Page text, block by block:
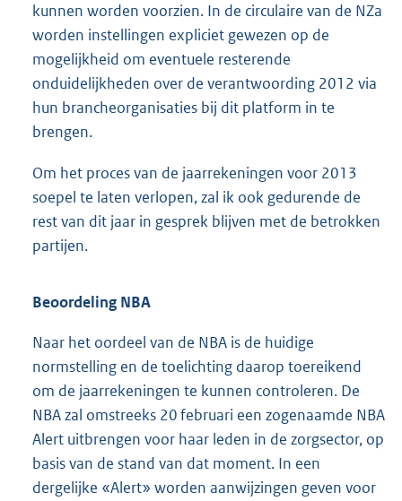
kunnen worden voorzien. In de circulaire van de NZa
worden instellingen expliciet gewezen op de
mogelijkheid om eventuele resterende
onduidelijkheden over de verantwoording 2012 via
hun brancheorganisaties bij dit platform in te
brengen.
Om het proces van de jaarrekeningen voor 2013
soepel te laten verlopen, zal ik ook gedurende de
rest van dit jaar in gesprek blijven met de betrokken
partijen.
Beoordeling NBA
Naar het oordeel van de NBA is de huidige
normstelling en de toelichting daarop toereikend
om de jaarrekeningen te kunnen controleren. De
NBA zal omstreeks 20 februari een zogenaamde NBA
Alert uitbrengen voor haar leden in de zorgsector, op
basis van de stand van dat moment. In een
dergelijke «Alert» worden aanwijzingen geven voor